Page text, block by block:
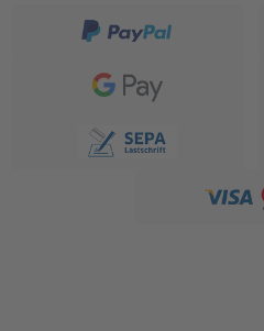
Breite
Präzise 8-Gang-
Serienmäßig mit
ALLGEMEINE